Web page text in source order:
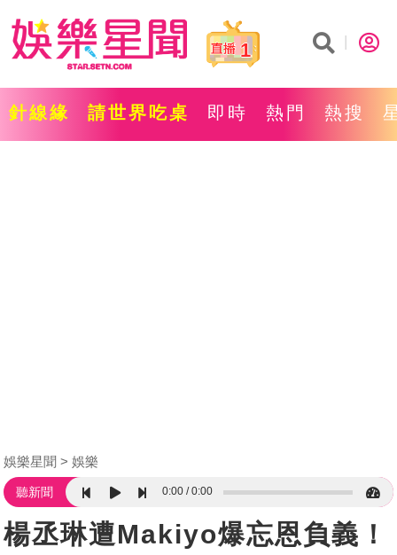
1
針線緣 請世界吃桌 即時 熱門 熱搜
娛樂星聞 娛樂
聽新聞 0:00 0:00
楊丞琳遭Makiyo爆忘恩負義！